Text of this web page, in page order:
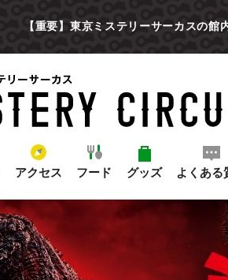
【重要】東京ミステリーサーカスの
アクセス フード グッズ よくある